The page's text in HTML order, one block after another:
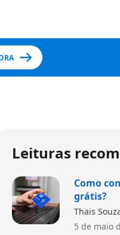
Leituras
Como
grátis?
Thais
5 de maio